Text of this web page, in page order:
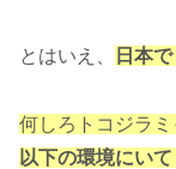
とはいえ、 日本
何しろトコジラミ
以下の環境にい